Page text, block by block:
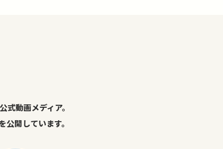
式動画メディア。
開しています。